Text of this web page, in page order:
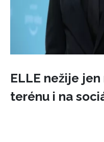
ELLE nežije
terénu i na